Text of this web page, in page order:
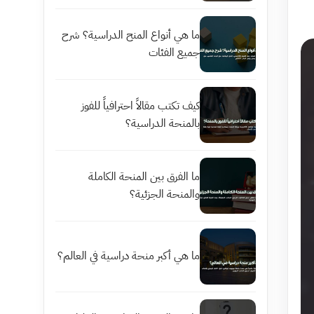
ما هي أنواع المنح الدراسية؟ شرح
جميع الفئات
كيف تكتب مقالاً احترافياً للفوز
بالمنحة الدراسية؟
ما الفرق بين المنحة الكاملة
والمنحة الجزئية؟
ما هي أكبر منحة دراسية في العالم؟